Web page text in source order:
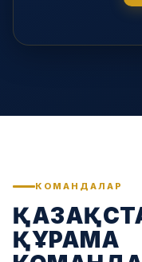
КОМАНДАЛАР
ҚҰРАМА